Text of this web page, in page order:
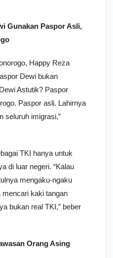
Gunakan Paspor Asli,
Happy Reza
Dewi bukan
Astutik? Paspor
Paspor asli. Lahirnya
seluruh imigrasi,”
TKI hanya untuk
di luar negeri. “Kalau
mengaku-ngaku
kaki tangan
bukan real TKI,” beber
Orang Asing